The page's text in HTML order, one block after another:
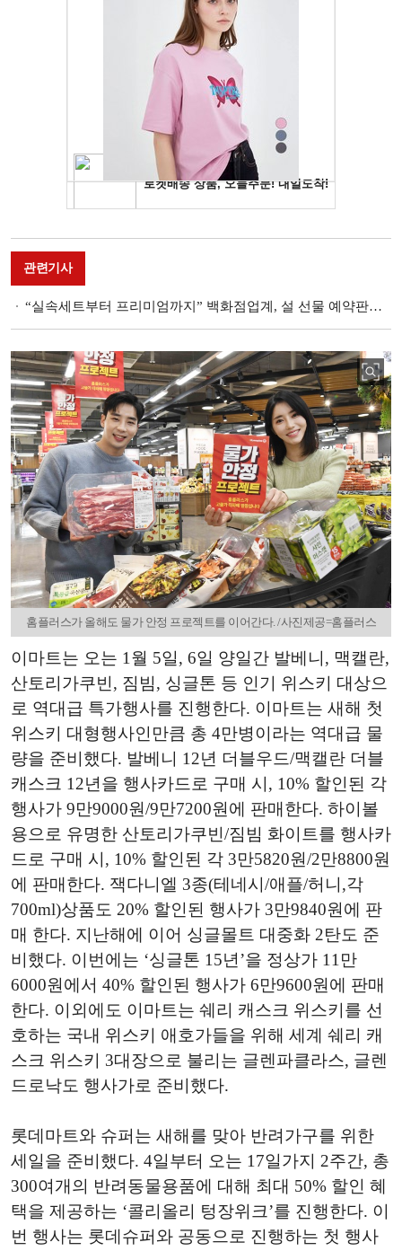
관련기사
“실속세트부터 프리미엄까지” 백화점업계, 설 선물 예약판매 개시 ‘최대 60% 할인’
홈플러스가 올해도 물가 안정 프로젝트를 이어간다. /사진제공=홈플러스
이마트는 오는 1월 5일, 6일 양일간 발베니, 맥캘란,
산토리가쿠빈, 짐빔, 싱글톤 등 인기 위스키 대상으
로 역대급 특가행사를 진행한다. 이마트는 새해 첫
위스키 대형행사인만큼 총 4만병이라는 역대급 물
량을 준비했다. 발베니 12년 더블우드/맥캘란 더블
캐스크 12년을 행사카드로 구매 시, 10% 할인된 각
행사가 9만9000원/9만7200원에 판매한다. 하이볼
용으로 유명한 산토리가쿠빈/짐빔 화이트를 행사카
드로 구매 시, 10% 할인된 각 3만5820원/2만8800원
에 판매한다. 잭다니엘 3종(테네시/애플/허니,각
700ml)상품도 20% 할인된 행사가 3만9840원에 판
매 한다. 지난해에 이어 싱글몰트 대중화 2탄도 준
비했다. 이번에는 ‘싱글톤 15년’을 정상가 11만
6000원에서 40% 할인된 행사가 6만9600원에 판매
한다. 이외에도 이마트는 쉐리 캐스크 위스키를 선
호하는 국내 위스키 애호가들을 위해 세계 쉐리 캐
스크 위스키 3대장으로 불리는 글렌파클라스, 글렌
드로낙도 행사가로 준비했다.
롯데마트와 슈퍼는 새해를 맞아 반려가구를 위한
세일을 준비했다. 4일부터 오는 17일가지 2주간, 총
300여개의 반려동물용품에 대해 최대 50% 할인 혜
택을 제공하는 ‘콜리올리 텅장위크’를 진행한다. 이
번 행사는 롯데슈퍼와 공동으로 진행하는 첫 행사